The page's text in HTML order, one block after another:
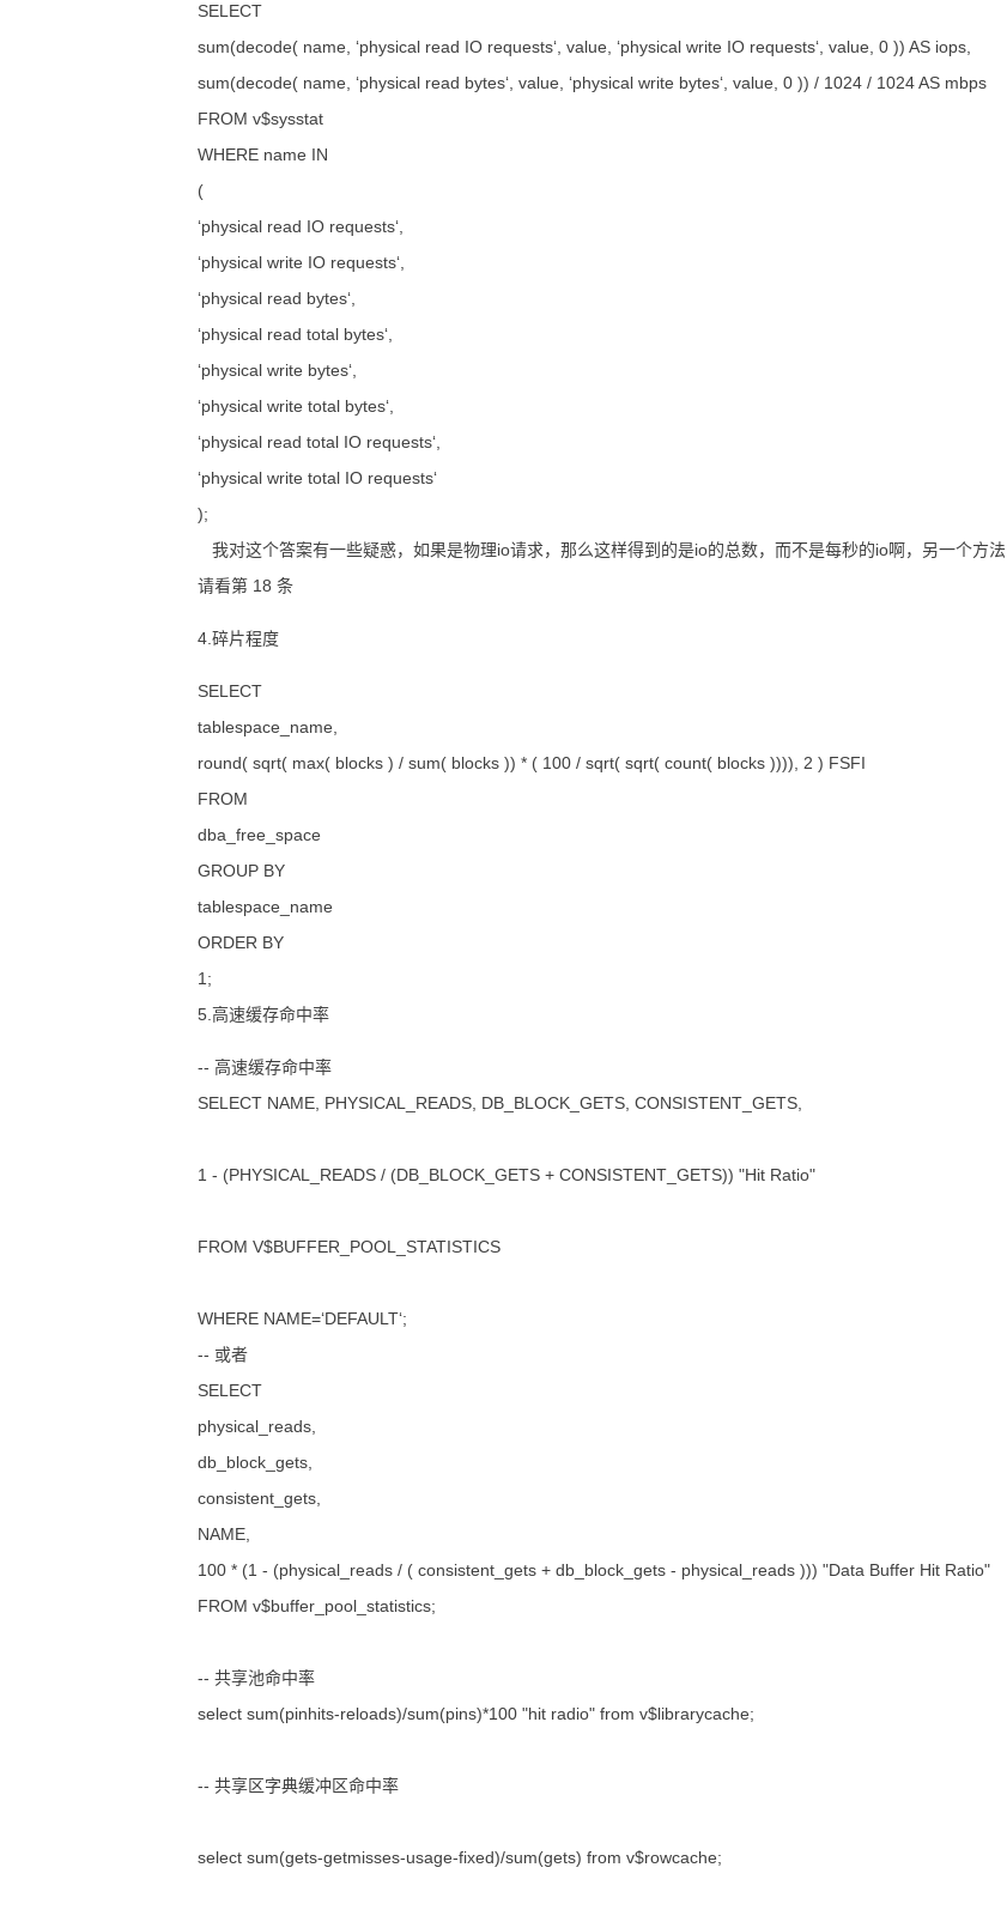
SELECT
sum(decode( name, ‘physical read IO requests‘, value, ‘physical write IO requests‘, value, 0 )) AS iops,
sum(decode( name, ‘physical read bytes‘, value, ‘physical write bytes‘, value, 0 )) / 1024 / 1024 AS mbps
FROM v$sysstat
WHERE name IN
(
‘physical read IO requests‘,
‘physical write IO requests‘,
‘physical read bytes‘,
‘physical read total bytes‘,
‘physical write bytes‘,
‘physical write total bytes‘,
‘physical read total IO requests‘,
‘physical write total IO requests‘
);
我对这个答案有一些疑惑，如果是物理io请求，那么这样得到的是io的总数，而不是每秒的io啊，另一个方法
请看第 18 条
4.碎片程度
SELECT
tablespace_name,
round( sqrt( max( blocks ) / sum( blocks )) * ( 100 / sqrt( sqrt( count( blocks )))), 2 ) FSFI
FROM
dba_free_space
GROUP BY
tablespace_name
ORDER BY
1;
5.高速缓存命中率
-- 高速缓存命中率
SELECT NAME, PHYSICAL_READS, DB_BLOCK_GETS, CONSISTENT_GETS,
1 - (PHYSICAL_READS / (DB_BLOCK_GETS + CONSISTENT_GETS)) "Hit Ratio"
FROM V$BUFFER_POOL_STATISTICS
WHERE NAME=‘DEFAULT‘;
-- 或者
SELECT
physical_reads,
db_block_gets,
consistent_gets,
NAME,
100 * (1 - (physical_reads / ( consistent_gets + db_block_gets - physical_reads ))) "Data Buffer Hit Ratio"
FROM v$buffer_pool_statistics;
-- 共享池命中率
select sum(pinhits-reloads)/sum(pins)*100 "hit radio" from v$librarycache;
-- 共享区字典缓冲区命中率
select sum(gets-getmisses-usage-fixed)/sum(gets) from v$rowcache;